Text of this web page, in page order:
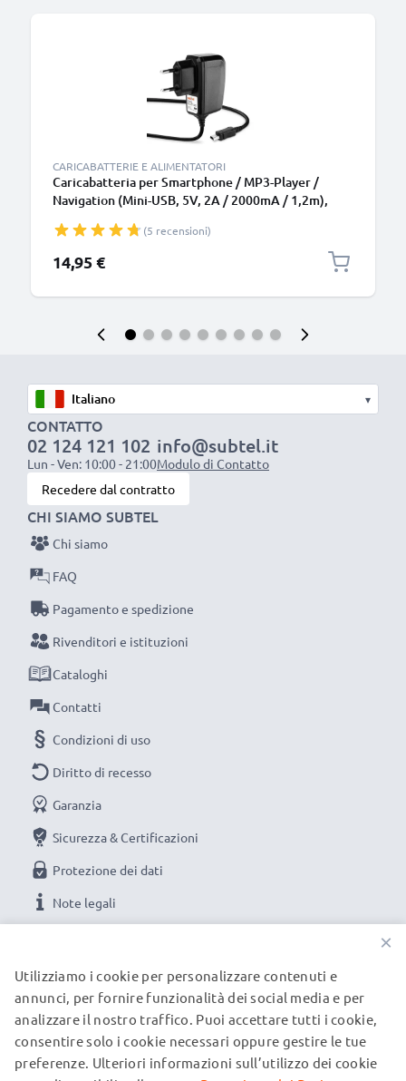
CARICABATTERIE E ALIMENTATORI
Caricabatteria per Smartphone / MP3-Player /
Navigation (Mini-USB, 5V, 2A / 2000mA / 1,2m),
(5 recensioni)
14,95 €
▾
CONTATTO
02 124 121 102
Lun - Ven: 10:00 - 21:00
info@subtel.it
Modulo di Contatto
Recedere dal contratto
CHI SIAMO SUBTEL
Chi siamo
FAQ
Pagamento e spedizione
Rivenditori e istituzioni
Cataloghi
Contatti
Condizioni di uso
Diritto di recesso
Garanzia
Sicurezza & Certificazioni
Protezione dei dati
Note legali
I NOSTRI PARTNER DI SPEDIZIONE
×
Utilizziamo i cookie per personalizzare contenuti e
annunci, per fornire funzionalità dei social media e per
analizzare il nostro traffico. Puoi accettare tutti i cookie,
consentire solo i cookie necessari oppure gestire le tue
preferenze. Ulteriori informazioni sull’utilizzo dei cookie